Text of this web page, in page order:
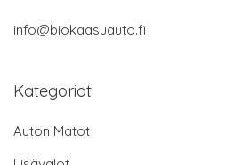
info@biokaasuauto.fi
Kategoriat
Auton Matot